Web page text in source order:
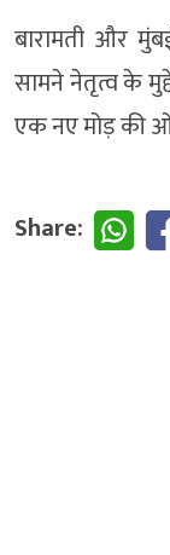
बारामती और
सामने नेतृत्व के
एक नए मोड़ की
Share: